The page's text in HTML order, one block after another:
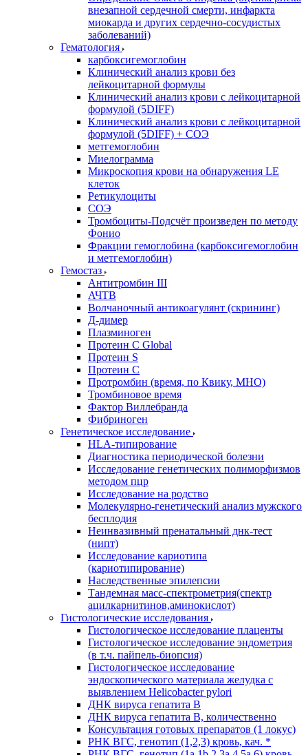
внезапной сердечной смерти, инфаркта
миокарда и других сердечно-сосудистых
заболеваний)
Гематология
карбоксигемоглобин
Клинический анализ крови без
лейкоцитарной формулы
Клинический анализ крови с лейкоцитарной
формулой (5DIFF)
Клинический анализ крови с лейкоцитарной
формулой (5DIFF) + СОЭ
метгемоглобин
Миелограмма
Микроскопия крови на обнаружения LE
клеток
Ретикулоциты
СОЭ
Тромбоциты-Подсчёт произведен по методу
Фонио
Фракции гемоглобина (карбоксигемоглобин
и метгемоглобин)
Гемостаз
Антитромбин III
АЧТВ
Волчаночный антикоагулянт (скрининг)
Д-димер
Плазминоген
Протеин C Global
Протеин S
Протеин С
Протромбин (время, по Квику, МНО)
Тромбиновое время
Фактор Виллебранда
Фибриноген
Генетическое исследование
HLA-типирование
Диагностика периодической болезни
Исследование генетических полиморфизмов
методом пцр
Исследование на родство
Молекулярно-генетический анализ мужского
бесплодия
Неинвазивный пренатальный днк-тест
(нипт)
Исследование кариотипа
(кариотипирование)
Наследственные эпилепсии
Тандемная масс-спектрометрия(спектр
ацилкарнитинов,аминокислот)
Гистологические исследования
Гистологическое исследование плаценты
Гистологическое исследование эндометрия
(в т.ч. пайпель-биопсия)
Гистологическое исследование
эндоскопического материала желудка с
выявлением Helicobacter pylori
ДНК вируса гепатита B
ДНК вируса гепатита B, количественно
Консультация готовых препаратов (1 локус)
РНК ВГC, генотип (1,2,3) кровь, кач. *